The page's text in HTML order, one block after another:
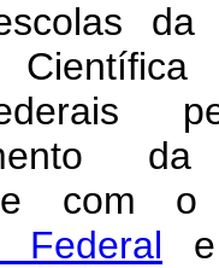
da
com
Federal e